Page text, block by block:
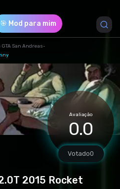
🎯 Mod para mim
San Andreas-
Avaliação
0.0
Votado0
2015 Rocket